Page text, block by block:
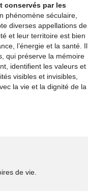
conservés par les
phénomène séculaire,
diverses appellations de
et leur territoire est bien
l’énergie et la santé. Il
qui préserve la mémoire
identifient les valeurs et
visibles et invisibles,
la vie et la dignité de la
de vie.